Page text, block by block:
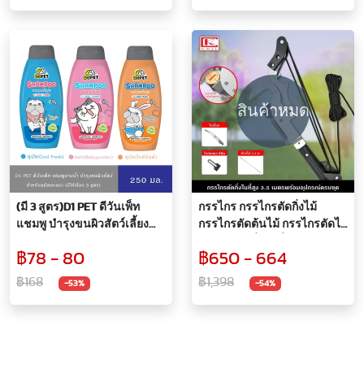
(มี 3 สูตร)D1 PET ดีวันเพ็ท
แชมพู บำรุงขนผิวสัตว์เลี้ยง
สูตรOrganic 100% อาบสะอาด
พร้อมบำรุง 250มล.
฿78 - 80
฿168 -53%
สินค้าหมด
กรรไกร กรรไกรตัดกิ่งไม้
กรรไกรตัดต้นไม้ กรรไกรตัดไม้
กรรไกรแต่งต้นไม้ พร้อม
อุปกรณ์ครบชุด ปรับระดับได้
฿650 - 664
฿1,398 -54%